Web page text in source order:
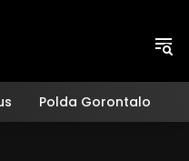
Polda Gorontalo